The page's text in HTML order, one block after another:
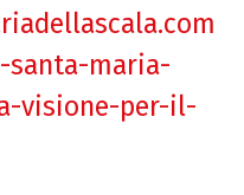
maria-
visione-per-il-